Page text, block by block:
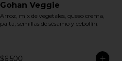
Gohan Veggie
Arroz, mix de vegetales, queso crema,
palta, semillas de sésamo y cebollín.
$6.500